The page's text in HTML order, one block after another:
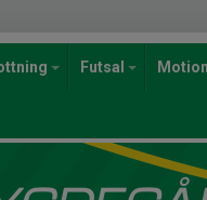
Futsal Motion